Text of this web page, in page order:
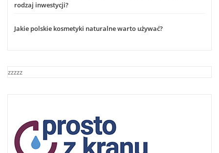
rodzaj inwestycji?
Jakie polskie kosmetyki naturalne warto używać?
zzzzz